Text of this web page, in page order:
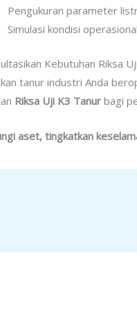
Pengukuran parameter
Simulasi kondisi operasional
Kebutuhan Riksa
tanur industri Anda
Riksa Uji K3 Tanur bagi
aset, tingkatkan